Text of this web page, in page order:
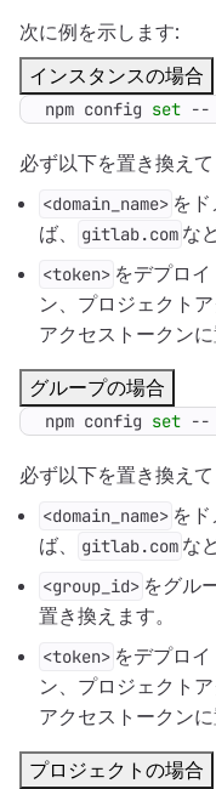
次に例を示します:
インスタンスの場合
npm config set --
必ず以下を置き換え
<domain_name> を
ば、
gitlab.com な
<token> をデプロ
ン、プロジェクト
アクセストークンに
グループの場合
npm config set --
必ず以下を置き換え
<domain_name> を
ば、
gitlab.com な
<group_id> をグル
置き換えます。
<token> をデプロ
ン、プロジェクト
アクセストークンに
プロジェクトの場合